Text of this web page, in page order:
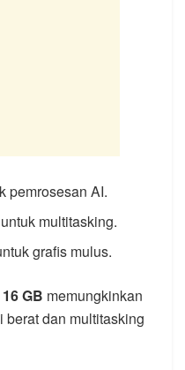
pemrosesan AI.
multitasking.
grafis mulus.
GB memungkinkan
dan multitasking